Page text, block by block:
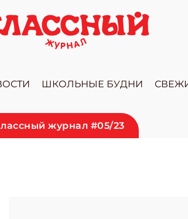
ШКОЛЬНЫЕ БУДНИ
журнал #05/23